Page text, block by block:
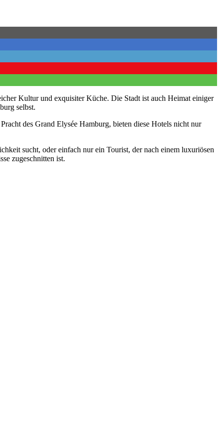
Kultur und exquisiter Küche. Die Stadt ist auch Heimat einiger
selbst.
des Grand Elysée Hamburg, bieten diese Hotels nicht nur
sucht, oder einfach nur ein Tourist, der nach einem luxuriösen
zugeschnitten ist.